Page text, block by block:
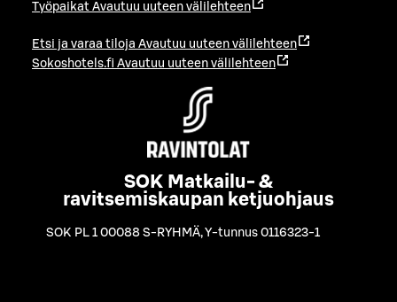
Työpaikat Avautuu uuteen välilehteen
Etsi ja varaa tiloja Avautuu uuteen välilehteen
Sokoshotels.fi Avautuu uuteen välilehteen
SOK Matkailu- &
ravitsemiskaupan ketjuohjaus
SOK PL 1 00088 S-RYHMÄ,Y-tunnus 0116323-1